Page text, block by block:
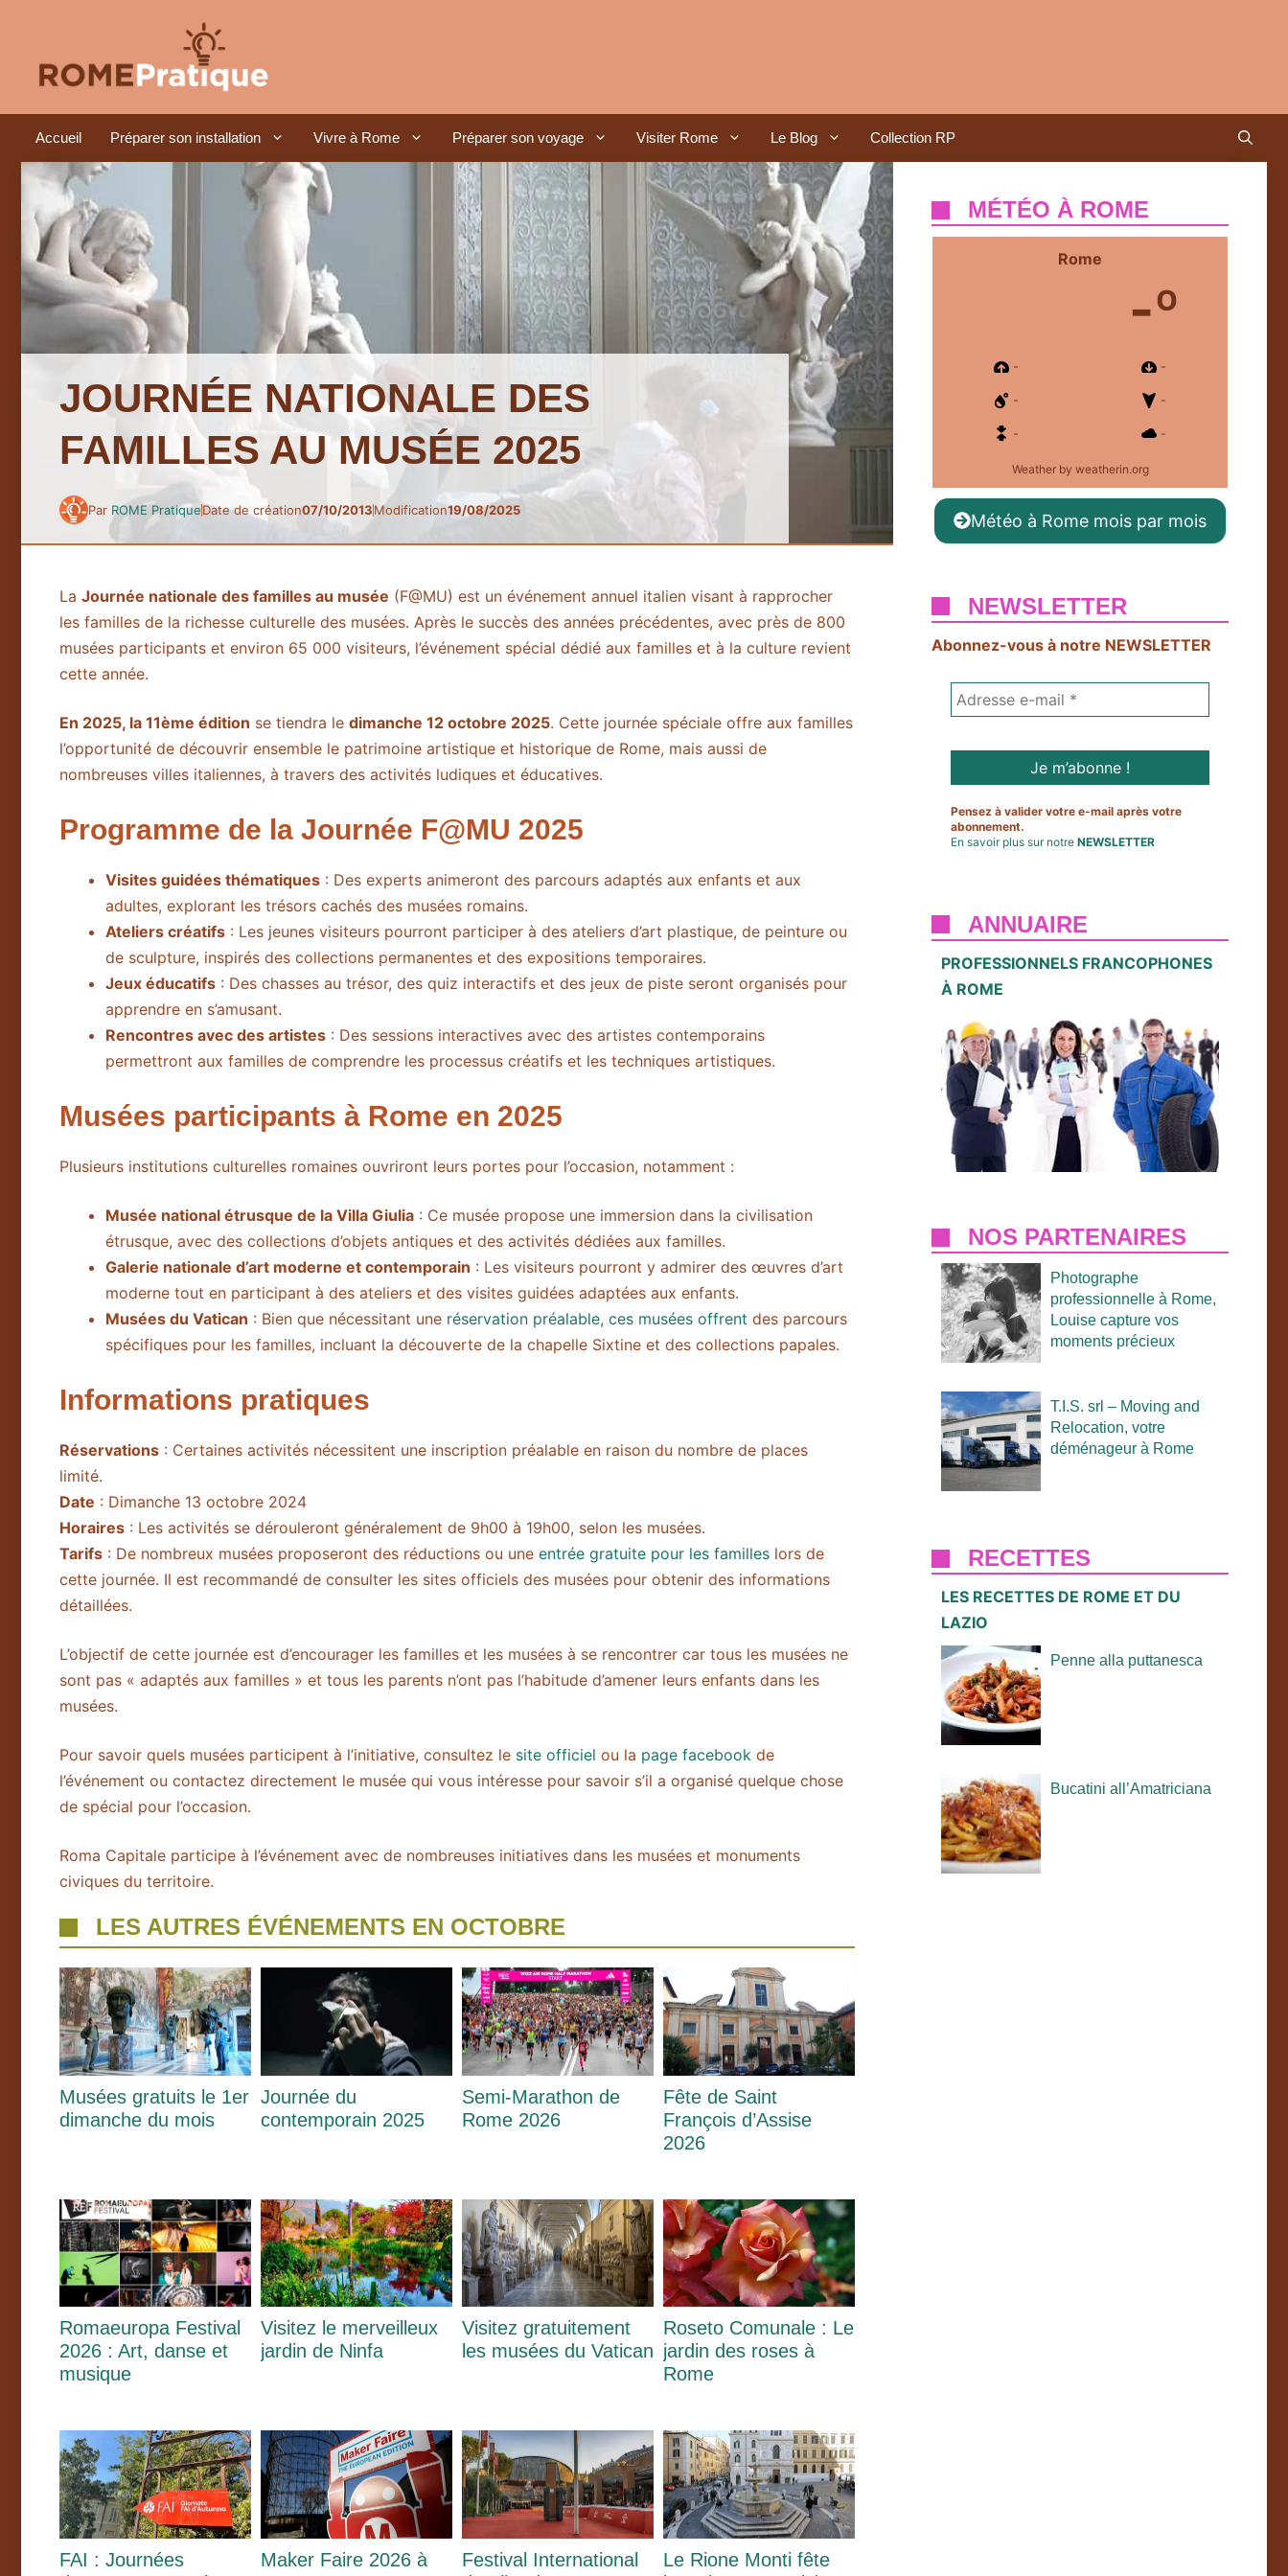
contenu
Accueil Préparer son installation Vivre à Rome Préparer son voyage Visiter Rome Le Blog Collection RP
JOURNÉE NATIONALE DES
FAMILLES AU MUSÉE 2025
Par ROME PratiqueDate de création07/10/2013Modification19/08/2025
La Journée nationale des familles au musée (F@MU) est un événement annuel italien visant à rapprocher
les familles de la richesse culturelle des musées. Après le succès des années précédentes, avec près de 800
musées participants et environ 65 000 visiteurs, l’événement spécial dédié aux familles et à la culture revient
cette année.
En 2025, la 11ème édition se tiendra le dimanche 12 octobre 2025. Cette journée spéciale offre aux familles
l’opportunité de découvrir ensemble le patrimoine artistique et historique de Rome, mais aussi de
nombreuses villes italiennes, à travers des activités ludiques et éducatives.
Programme de la Journée F@MU 2025
Visites guidées thématiques : Des experts animeront des parcours adaptés aux enfants et aux
adultes, explorant les trésors cachés des musées romains.
Ateliers créatifs : Les jeunes visiteurs pourront participer à des ateliers d’art plastique, de peinture ou
de sculpture, inspirés des collections permanentes et des expositions temporaires.
Jeux éducatifs : Des chasses au trésor, des quiz interactifs et des jeux de piste seront organisés pour
apprendre en s’amusant.
Rencontres avec des artistes : Des sessions interactives avec des artistes contemporains
permettront aux familles de comprendre les processus créatifs et les techniques artistiques.
Musées participants à Rome en 2025
Plusieurs institutions culturelles romaines ouvriront leurs portes pour l’occasion, notamment :
Musée national étrusque de la Villa Giulia : Ce musée propose une immersion dans la civilisation
étrusque, avec des collections d’objets antiques et des activités dédiées aux familles.
Galerie nationale d’art moderne et contemporain : Les visiteurs pourront y admirer des œuvres d’art
moderne tout en participant à des ateliers et des visites guidées adaptées aux enfants.
Musées du Vatican : Bien que nécessitant une réservation préalable, ces musées offrent des parcours
spécifiques pour les familles, incluant la découverte de la chapelle Sixtine et des collections papales.
Informations pratiques
Réservations : Certaines activités nécessitent une inscription préalable en raison du nombre de places
limité.
Date : Dimanche 13 octobre 2024
Horaires : Les activités se dérouleront généralement de 9h00 à 19h00, selon les musées.
Tarifs : De nombreux musées proposeront des réductions ou une entrée gratuite pour les familles lors de
cette journée. Il est recommandé de consulter les sites officiels des musées pour obtenir des informations
détaillées.
L’objectif de cette journée est d’encourager les familles et les musées à se rencontrer car tous les musées ne
sont pas « adaptés aux familles » et tous les parents n’ont pas l’habitude d’amener leurs enfants dans les
musées.
Pour savoir quels musées participent à l’initiative, consultez le site officiel ou la page facebook de
l’événement ou contactez directement le musée qui vous intéresse pour savoir s’il a organisé quelque chose
de spécial pour l’occasion.
Roma Capitale participe à l’événement avec de nombreuses initiatives dans les musées et monuments
civiques du territoire.
LES AUTRES ÉVÉNEMENTS EN OCTOBRE
Musées gratuits le 1er
dimanche du mois
Journée du
contemporain 2025
Semi-Marathon de
Rome 2026
Fête de Saint
François d’Assise
2026
Romaeuropa Festival
2026 : Art, danse et
musique
Visitez le merveilleux
jardin de Ninfa
Visitez gratuitement
les musées du Vatican
Roseto Comunale : Le
jardin des roses à
Rome
FAI : Journées
Maker Faire 2026 à
Festival International
Le Rione Monti fête
MÉTÉO À ROME
Rome
-º
- -
- -
- -
Weatherby weatherin.org
Météo à Rome mois par mois
NEWSLETTER
Abonnez-vous à notre NEWSLETTER
Pensez à valider votre e-mail après votre
abonnement.
En savoir plus sur notre NEWSLETTER
ANNUAIRE
PROFESSIONNELS FRANCOPHONES
À ROME
NOS PARTENAIRES
Photographe
professionnelle à Rome,
Louise capture vos
moments précieux
T.I.S. srl – Moving and
Relocation, votre
déménageur à Rome
RECETTES
LES RECETTES DE ROME ET DU
LAZIO
Penne alla puttanesca
Bucatini all’Amatriciana